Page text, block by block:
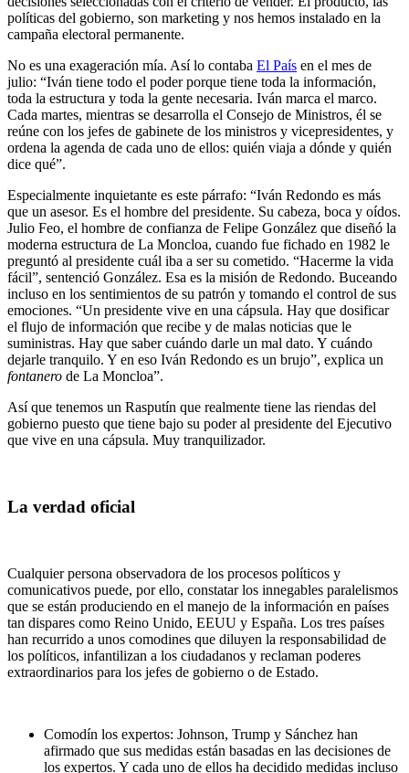
políticas del gobierno, son marketing y nos hemos instalado en la
campaña electoral permanente.
No es una exageración mía. Así lo contaba El País en el mes de
julio: “Iván tiene todo el poder porque tiene toda la información,
toda la estructura y toda la gente necesaria. Iván marca el marco.
Cada martes, mientras se desarrolla el Consejo de Ministros, él se
reúne con los jefes de gabinete de los ministros y vicepresidentes, y
ordena la agenda de cada uno de ellos: quién viaja a dónde y quién
dice qué”.
Especialmente inquietante es este párrafo: “Iván Redondo es más
que un asesor. Es el hombre del presidente. Su cabeza, boca y oídos.
Julio Feo, el hombre de confianza de Felipe González que diseñó la
moderna estructura de La Moncloa, cuando fue fichado en 1982 le
preguntó al presidente cuál iba a ser su cometido. “Hacerme la vida
fácil”, sentenció González. Esa es la misión de Redondo. Buceando
incluso en los sentimientos de su patrón y tomando el control de sus
emociones. “Un presidente vive en una cápsula. Hay que dosificar
el flujo de información que recibe y de malas noticias que le
suministras. Hay que saber cuándo darle un mal dato. Y cuándo
dejarle tranquilo. Y en eso Iván Redondo es un brujo”, explica un
fontanero de La Moncloa”.
Así que tenemos un Rasputín que realmente tiene las riendas del
gobierno puesto que tiene bajo su poder al presidente del Ejecutivo
que vive en una cápsula. Muy tranquilizador.
La verdad oficial
Cualquier persona observadora de los procesos políticos y
comunicativos puede, por ello, constatar los innegables paralelismos
que se están produciendo en el manejo de la información en países
tan dispares como Reino Unido, EEUU y España. Los tres países
han recurrido a unos comodines que diluyen la responsabilidad de
los políticos, infantilizan a los ciudadanos y reclaman poderes
extraordinarios para los jefes de gobierno o de Estado.
Comodín los expertos: Johnson, Trump y Sánchez han
afirmado que sus medidas están basadas en las decisiones de
los expertos. Y cada uno de ellos ha decidido medidas incluso